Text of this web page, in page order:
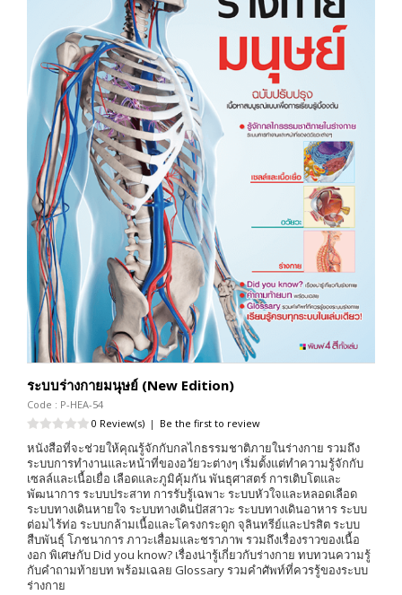
ระบบร่างกายมนุษย์ (New Edition)
Code : P-HEA-54
0 Review(s) | Be the first to review
หนังสือที่จะช่วยให้คุณรู้จักกับกลไกธรรมชาติภายในร่างกาย รวมถึง
ระบบการทำงานและหน้าที่ของอวัยวะต่างๆ เริ่มตั้งแต่ทำความรู้จักกับ
เซลล์และเนื้อเยื่อ เลือดและภูมิคุ้มกัน พันธุศาสตร์ การเติบโตและ
พัฒนาการ ระบบประสาท การรับรู้เฉพาะ ระบบหัวใจและหลอดเลือด
ระบบทางเดินหายใจ ระบบทางเดินปัสสาวะ ระบบทางเดินอาหาร ระบบ
ต่อมไร้ท่อ ระบบกล้ามเนื้อและโครงกระดูก จุลินทรีย์และปรสิต ระบบ
สืบพันธุ์ โภชนาการ ภาวะเสื่อมและชราภาพ รวมถึงเรื่องราวของเนื้อ
งอก พิเศษกับ Did you know? เรื่องน่ารู้เกี่ยวกับร่างกาย ทบทวนความรู้
กับคำถามท้ายบท พร้อมเฉลย Glossary รวมคำศัพท์ที่ควรรู้ของระบบ
ร่างกาย